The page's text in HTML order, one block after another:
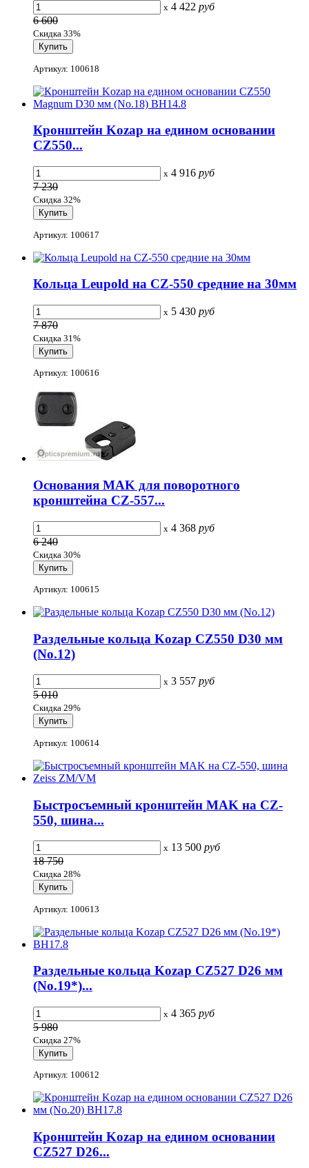
x 4 422 руб
6 600
Скидка 33%
Артикул: 100618
Кронштейн Kozap на едином основании
CZ550...
x 4 916 руб
7 230
Скидка 32%
Артикул: 100617
Кольца Leupold на CZ-550 средние на 30мм
x 5 430 руб
7 870
Скидка 31%
Артикул: 100616
Основания MAK для поворотного
кронштейна CZ-557...
x 4 368 руб
6 240
Скидка 30%
Артикул: 100615
Раздельные кольца Kozap CZ550 D30 мм
(No.12)
x 3 557 руб
5 010
Скидка 29%
Артикул: 100614
Быстросъемный кронштейн MAK на CZ-
550, шина...
x 13 500 руб
18 750
Скидка 28%
Артикул: 100613
Раздельные кольца Kozap CZ527 D26 мм
(No.19*)...
x 4 365 руб
5 980
Скидка 27%
Артикул: 100612
Кронштейн Kozap на едином основании
CZ527 D26...